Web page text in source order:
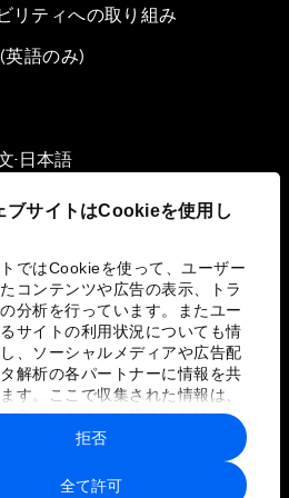
ブサイトはCookieを使用し
ではCookieを使って、ユーザー
コンテンツや広告の表示、トラ
分析を行っています。またユー
サイトの利用状況についても情
、ソーシャルメディアや広告配
解析の各パートナーに情報を共
す。ここで収集された情報は、
が各パートナーに提供した他の情
トナーのサービスを使用した際
た情報と組み合わされ、各パー
って使用されることがありま
全て許可
拒否
リティへの取り組み
英語のみ)
▪ 日本語